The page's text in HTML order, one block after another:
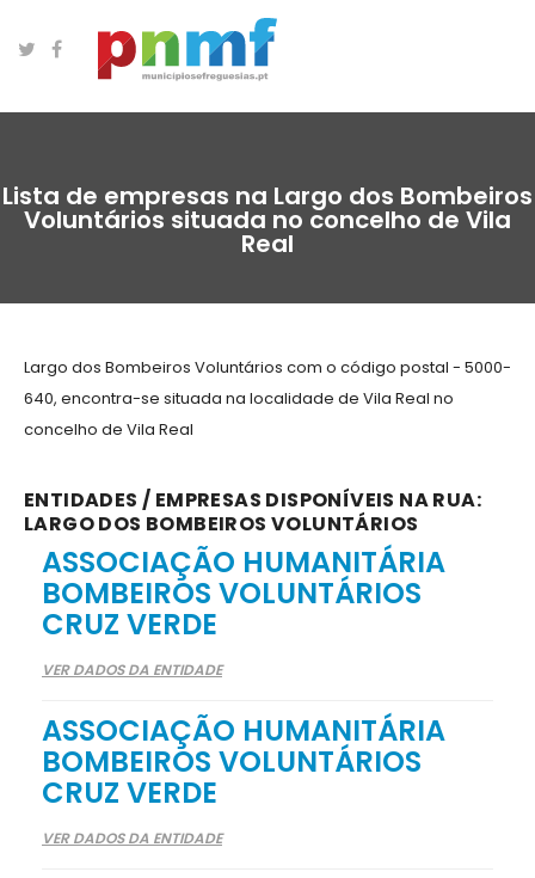
Lista de empresas na Largo dos Bombeiros
Voluntários situada no concelho de Vila
Real
Largo dos Bombeiros Voluntários com o código postal - 5000-
640, encontra-se situada na localidade de Vila Real no
concelho de Vila Real
ENTIDADES / EMPRESAS DISPONÍVEIS NA RUA:
LARGO DOS BOMBEIROS VOLUNTÁRIOS
ASSOCIAÇÃO HUMANITÁRIA
BOMBEIROS VOLUNTÁRIOS
CRUZ VERDE
VER DADOS DA ENTIDADE
ASSOCIAÇÃO HUMANITÁRIA
BOMBEIROS VOLUNTÁRIOS
CRUZ VERDE
VER DADOS DA ENTIDADE